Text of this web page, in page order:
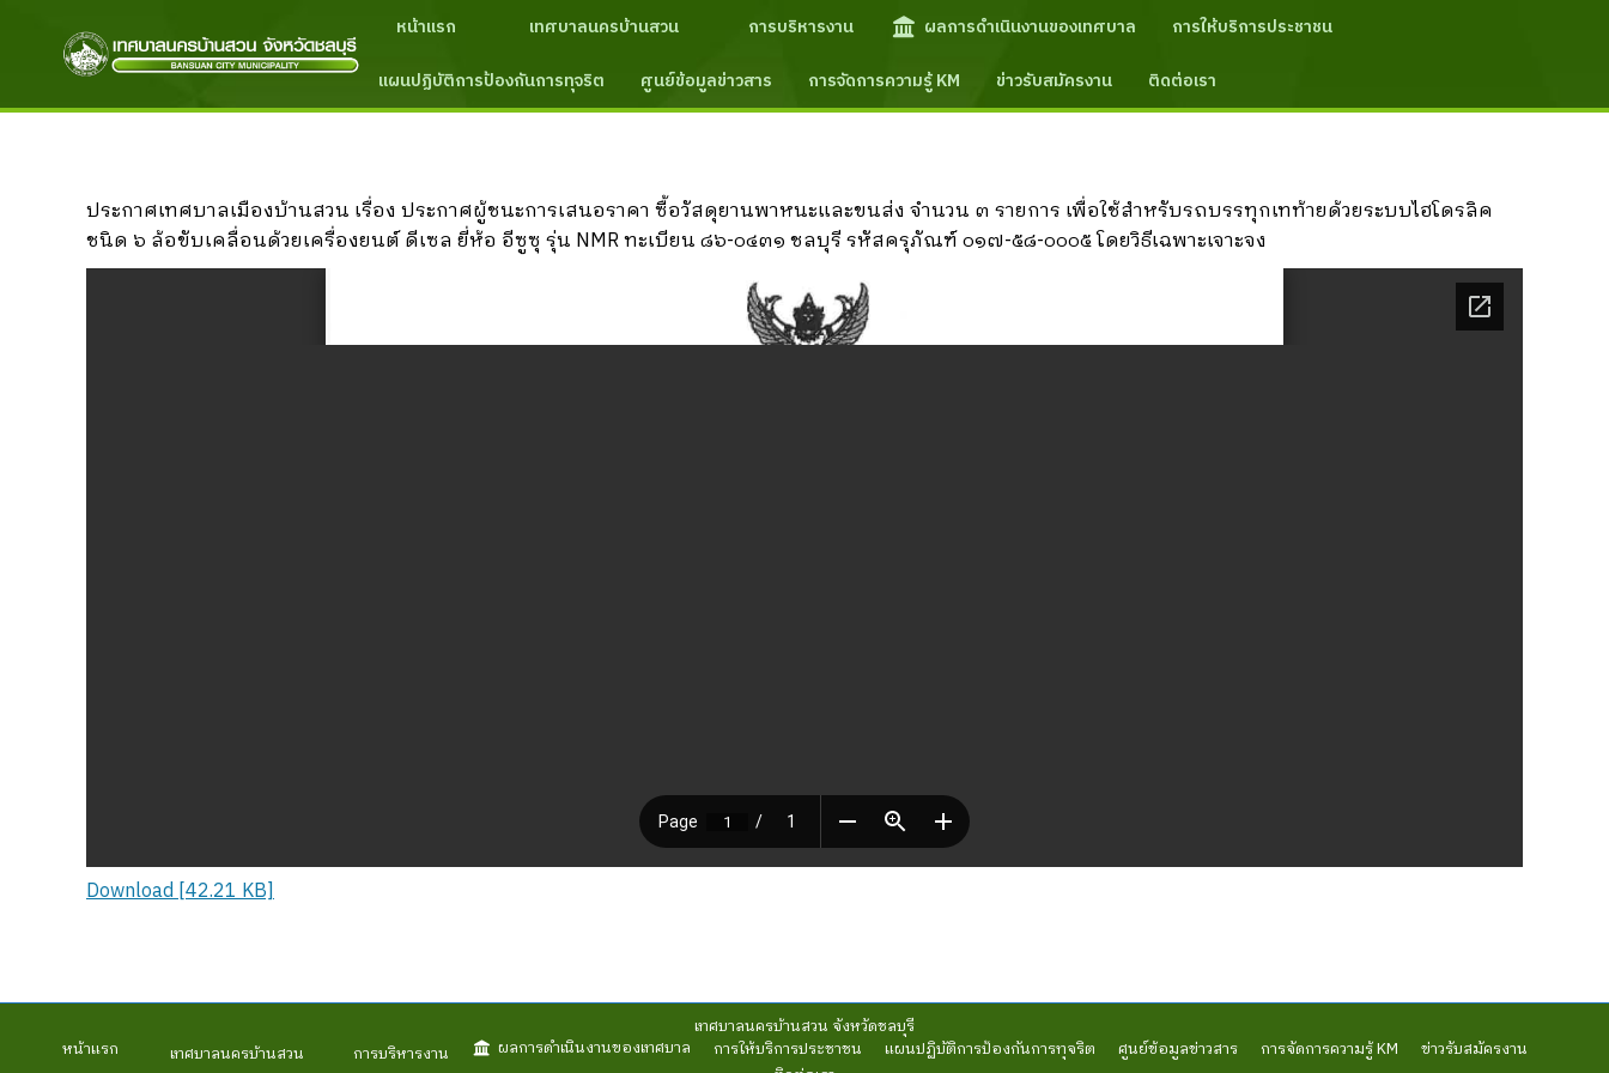
หน้าแรก เทศบาลนครบ้านสวน การบริหารงาน ผลการดำเนินงานของเทศบาล
การให้บริการประชาชน
แผนปฏิบัติการป้องกันการทุจริต
ศูนย์ข้อมูลข่าวสาร การจัดการความรู้ KM ข่าวรับสมัครงาน ติดต่อเรา
ประกาศเทศบาลเมืองบ้านสวน เรื่อง ประกาศผู้ชนะการเสนอราคา ซื้อวัสดุยานพาหนะและขนส่ง จำนวน ๓ รายการ เพื่อใช้สำหรับรถบรรทุกเทท้ายด้วยระบบไฮโดรลิค
ชนิด ๖ ล้อขับเคลื่อนด้วยเครื่องยนต์ ดีเซล ยี่ห้อ อีซูซุ รุ่น NMR ทะเบียน ๘๖-๐๔๓๑ ชลบุรี รหัสครุภัณฑ์ ๐๑๗-๕๘-๐๐๐๕ โดยวิธีเฉพาะเจาะจง
Download [42.21 KB]
เทศบาลนครบ้านสวน จังหวัดชลบุรี
หน้าแรก
เทศบาลนครบ้านสวน การบริหารงาน ผลการดำเนินงานของเทศบาล การให้บริการประชาชน แผนปฏิบัติการป้องกันการทุจริต ศูนย์ข้อมูลข่าวสาร การจัดการความรู้ KM
ข่าวรับสมัครงาน